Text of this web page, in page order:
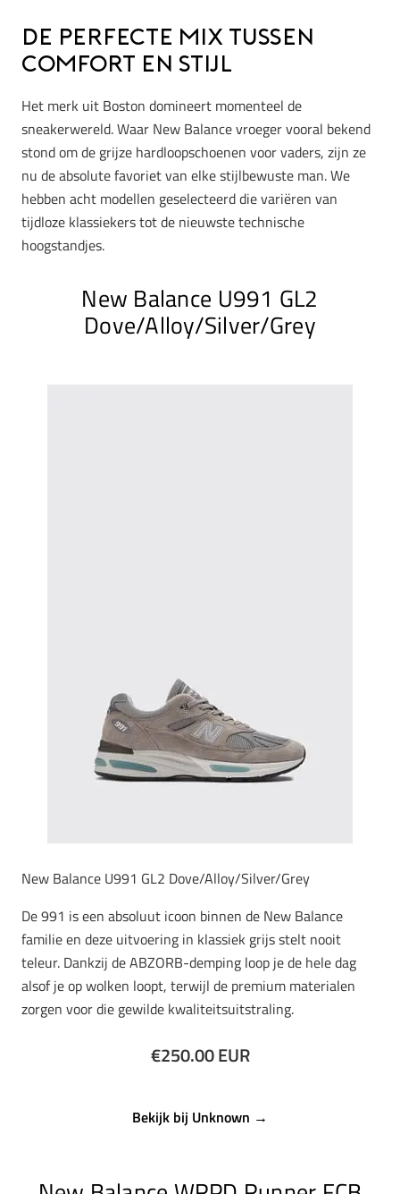
De perfecte mix tussen
comfort en stijl
Het merk uit Boston domineert momenteel de
sneakerwereld. Waar New Balance vroeger vooral bekend
stond om de grijze hardloopschoenen voor vaders, zijn ze
nu de absolute favoriet van elke stijlbewuste man. We
hebben acht modellen geselecteerd die variëren van
tijdloze klassiekers tot de nieuwste technische
hoogstandjes.
New Balance U991 GL2
Dove/Alloy/Silver/Grey
New Balance U991 GL2 Dove/Alloy/Silver/Grey
De 991 is een absoluut icoon binnen de New Balance
familie en deze uitvoering in klassiek grijs stelt nooit
teleur. Dankzij de ABZORB-demping loop je de hele dag
alsof je op wolken loopt, terwijl de premium materialen
zorgen voor die gewilde kwaliteitsuitstraling.
€250.00 EUR
Bekijk bij Unknown →